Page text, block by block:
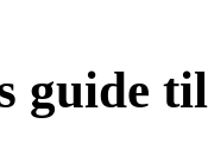
guide